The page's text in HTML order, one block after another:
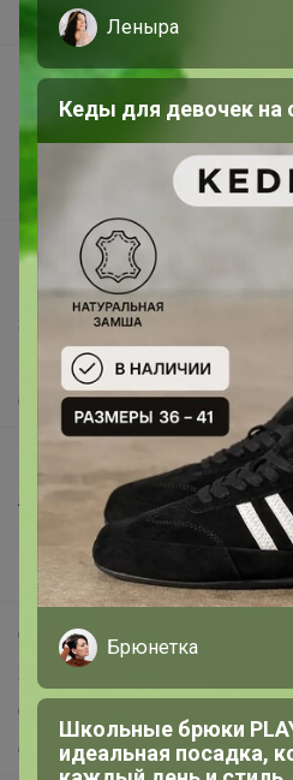
В наличии
Подарочные сертификаты
Реклама на сайте
Вакансии
support@24-ok.ru
Написать в поддержку
Защита покупателя
Помощь
О нас
Анонсы
Поддержка альпак
Самое выгодное
Хиты продаж
Самое желанное
Самое быстрое
Леныра
Кеды для девочек на
Брюнетка
Школьные брюки
идеальная посадка,